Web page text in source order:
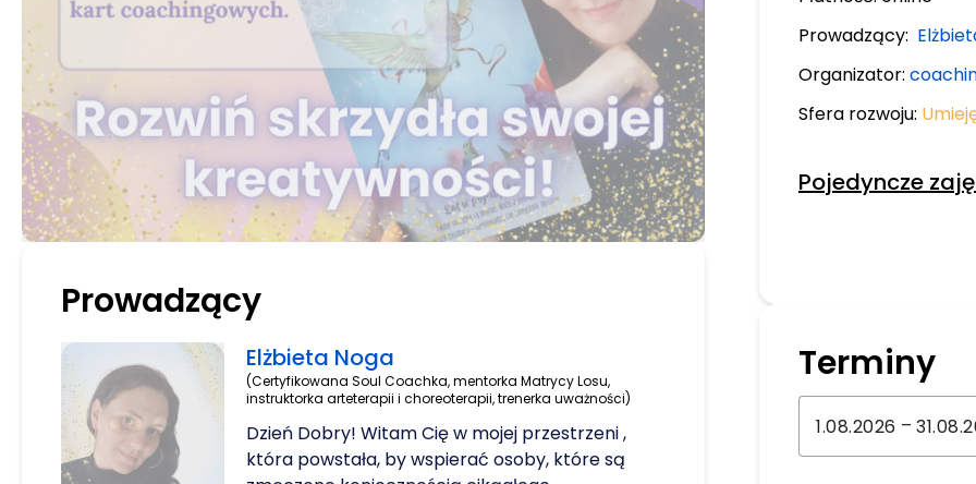
Prowadzący
Elżbieta Noga
(Certyfikowana Soul Coachka, mentorka Matrycy Losu,
instruktorka arteterapii i choreoterapii, trenerka uważności)
Dzień Dobry! Witam Cię w mojej przestrzeni ,
która powstała, by wspierać osoby, które są
Prowadzący:
Organizator:
Sfera rozwoju:
Pojedyncze
Terminy
–